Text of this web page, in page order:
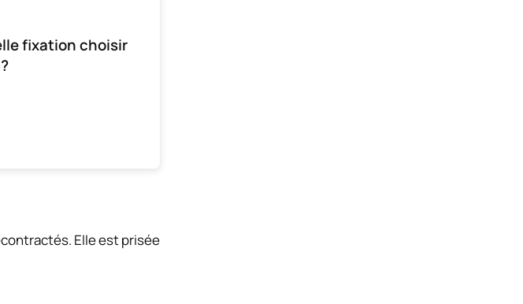
fixation choisir
Elle est prisée